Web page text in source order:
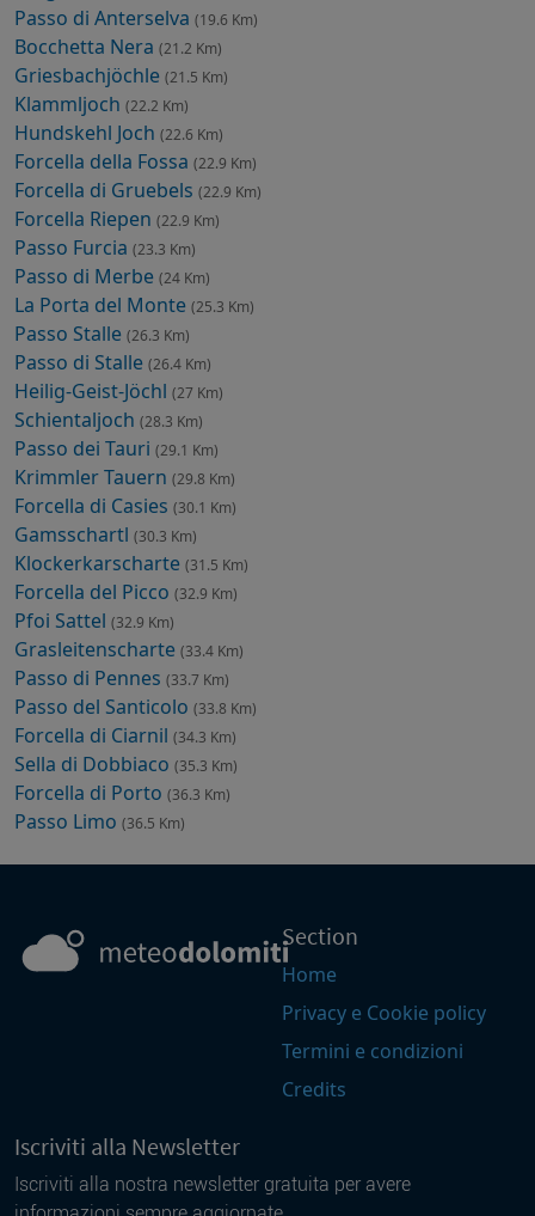
Passo di Anterselva (19.6 Km)
Bocchetta Nera (21.2 Km)
Griesbachjöchle (21.5 Km)
Klammljoch (22.2 Km)
Hundskehl Joch (22.6 Km)
Forcella della Fossa (22.9 Km)
Forcella di Gruebels (22.9 Km)
Forcella Riepen (22.9 Km)
Passo Furcia (23.3 Km)
Passo di Merbe (24 Km)
La Porta del Monte (25.3 Km)
Passo Stalle (26.3 Km)
Passo di Stalle (26.4 Km)
Heilig-Geist-Jöchl (27 Km)
Schientaljoch (28.3 Km)
Passo dei Tauri (29.1 Km)
Krimmler Tauern (29.8 Km)
Forcella di Casies (30.1 Km)
Gamsschartl (30.3 Km)
Klockerkarscharte (31.5 Km)
Forcella del Picco (32.9 Km)
Pfoi Sattel (32.9 Km)
Grasleitenscharte (33.4 Km)
Passo di Pennes (33.7 Km)
Passo del Santicolo (33.8 Km)
Forcella di Ciarnil (34.3 Km)
Sella di Dobbiaco (35.3 Km)
Forcella di Porto (36.3 Km)
Passo Limo (36.5 Km)
Section
Home
Privacy e Cookie policy
Termini e condizioni
Credits
Iscriviti alla Newsletter
Iscriviti alla nostra newsletter gratuita per avere